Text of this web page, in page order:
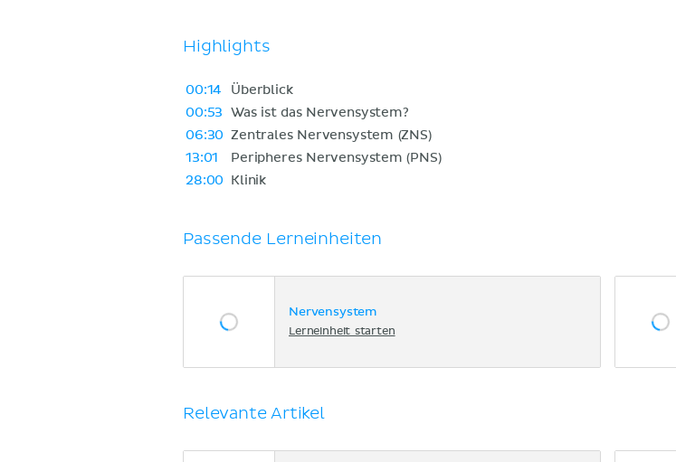
Highlights
00:14
Überblick
00:53
Was ist das Nervensystem?
06:30
Zentrales Nervensystem (ZNS)
13:01
Peripheres Nervensystem (PNS)
28:00
Klinik
Passende Lerneinheiten
Nervensystem
Lerneinheit starten
Relevante Artikel